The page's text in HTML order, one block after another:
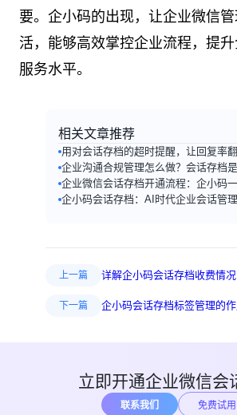
要。企小码的出现，让企业微信
活，能够高效掌控企业流程，提
服务水平。
相关文章推荐
用对会话存档的超时提醒，让回复率
企业沟通合规管理怎么做？会话存档
企业微信会话存档开通流程：企小码
企小码会话存档：AI时代企业会话管
上一篇 详解企小码会话存档收费情况
下一篇 企小码会话存档标签管理的作
立即开通企业微信会
联系我们 免费试用